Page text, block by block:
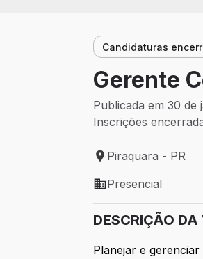
Candidaturas
Gerente
Publicada em 30 de
Inscrições
Local de trabalho:
Piraquara - PR
Modelo de trabalho:
Presencial
DESCRIÇÃO DA
Planejar e